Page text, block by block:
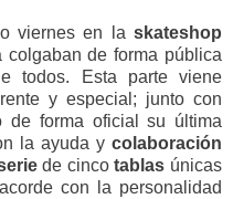
viernes en la skateshop
de forma pública
todos. Esta parte viene
y especial; junto con
de forma oficial su última
la ayuda ycolaboración
de cincotablas únicas
acorde con la personalidad